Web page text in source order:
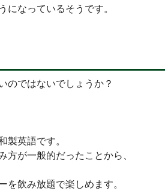
なっているそうです。
のではないでしょうか？
製英語です。
が一般的だったことから、
飲み放題で楽しめます。